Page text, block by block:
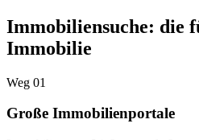
Immobiliensuche: die
Immobilie
Weg 01
Große Immobilienportale